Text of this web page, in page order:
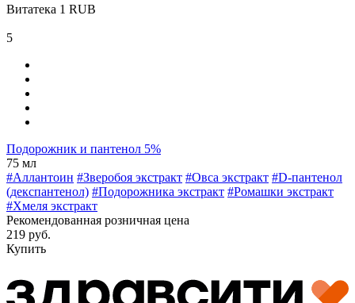
Витатека 1 RUB
5
Подорожник и пантенол 5%
75 мл
#Аллантоин #Зверобоя экстракт #Овса экстракт #D-пантенол
(декспантенол) #Подорожника экстракт #Ромашки экстракт
#Хмеля экстракт
Рекомендованная розничная цена
219 руб.
Купить